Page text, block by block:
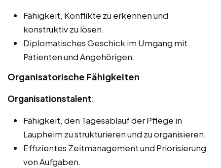
Fähigkeit, Konflikte zu erkennen und
konstruktiv zu lösen.
Diplomatisches Geschick im Umgang mit
Patienten und Angehörigen.
Organisatorische Fähigkeiten
Organisationstalent:
Fähigkeit, den Tagesablauf der Pflege in
Laupheim zu strukturieren und zu organisieren.
Effizientes Zeitmanagement und Priorisierung
von Aufgaben.